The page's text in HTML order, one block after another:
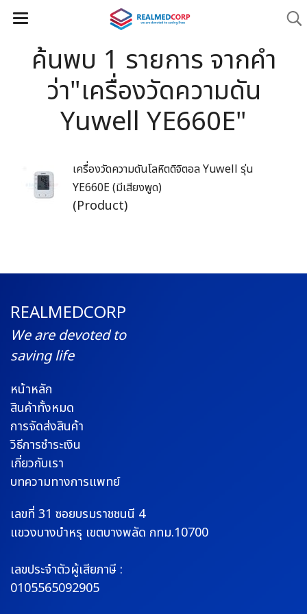
ค้นพบ 1 รายการ จากคำ
ว่า"เครื่องวัดความดัน
Yuwell YE660E"
เครื่องวัดความดันโลหิตดิจิตอล Yuwell รุ่น
YE660E (มีเสียงพูด)
(Product)
REALMEDCORP
We are devoted to
saving life
หน้าหลัก
สินค้าทั้งหมด
การจัดส่งสินค้า
วิธีการชำระเงิน
เกี่ยวกับเรา
บทความทางการแพทย์
เลขที่ 31 ซอยบรมราชชนนี 4
แขวงบางบำหรุ เขตบางพลัด กทม.10700
เลขประจำตัวผู้เสียภาษี :
0105565092905